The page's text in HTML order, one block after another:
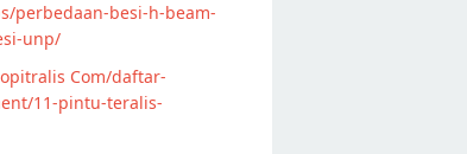
perbedaan-besi-h-beam-
unp/
Com/daftar-
11-pintu-teralis-